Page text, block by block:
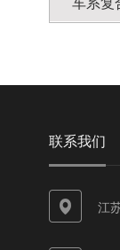
车系复
联系我们
江